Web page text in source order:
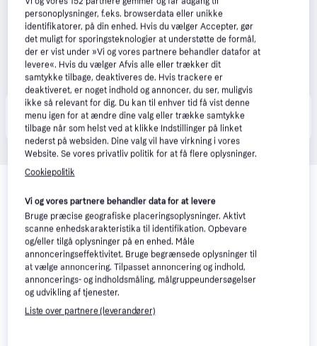
Produktet fås også hos 1 butik , som ikke er betalende
kunde i denne kategori.
Relaterede produkter
Se vores forslag til andre produkter, der matcher dine
interesser. Vis alle
personoplysninger, f.eks. browserdata eller unikke
identifikatorer, på din enhed. Hvis du vælger Accepter, gør
det muligt for sporingsteknologier at understøtte de formål,
der er vist under »Vi og vores partnere behandler datafor at
levere«. Hvis du vælger Afvis alle eller trækker dit
samtykke tilbage, deaktiveres de. Hvis trackere er
deaktiveret, er noget indhold og annoncer, du ser, muligvis
ikke så relevant for dig. Du kan til enhver tid få vist denne
menu igen for at ændre dine valg eller trække samtykke
tilbage når som helst ved at klikke Indstillinger på linket
nederst på websiden. Dine valg vil have virkning i vores
Website. Se vores privatliv politik for at få flere oplysninger.
Cookiepolitik
Vi og vores partnere behandler data for at levere
Bruge præcise geografiske placeringsoplysninger. Aktivt
scanne enhedskarakteristika til identifikation. Opbevare
og/eller tilgå oplysninger på en enhed. Måle
annonceringseffektivitet. Bruge begrænsede oplysninger til
at vælge annoncering. Tilpasset annoncering og indhold,
annoncerings- og indholdsmåling, målgruppeundersøgelser
og udvikling af tjenester.
Liste over partnere (leverandører)